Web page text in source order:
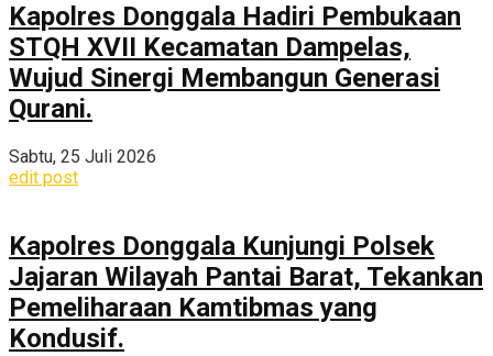
Kapolres Donggala Hadiri Pembukaan
STQH XVII Kecamatan Dampelas,
Wujud Sinergi Membangun Generasi
Qurani.
Sabtu, 25 Juli 2026
edit post
Kapolres Donggala Kunjungi Polsek
Jajaran Wilayah Pantai Barat, Tekankan
Pemeliharaan Kamtibmas yang
Kondusif.